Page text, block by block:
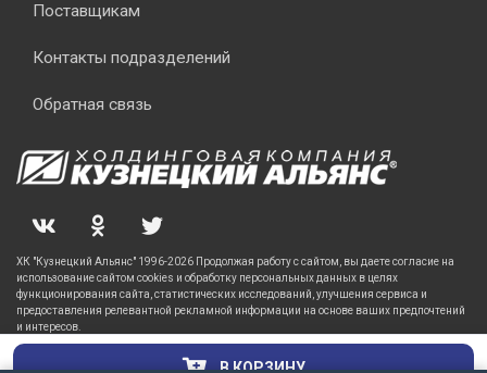
В КОРЗИНУ
Поставщикам
Контакты подразделений
Обратная связь
ХК "Кузнецкий Альянс" 1996-2026 Продолжая работу с сайтом, вы даете согласие на
использование сайтом cookies и обработку персональных данных в целях
функционирования сайта, статистических исследований, улучшения сервиса и
предоставления релевантной рекламной информации на основе ваших предпочтений
и интересов.